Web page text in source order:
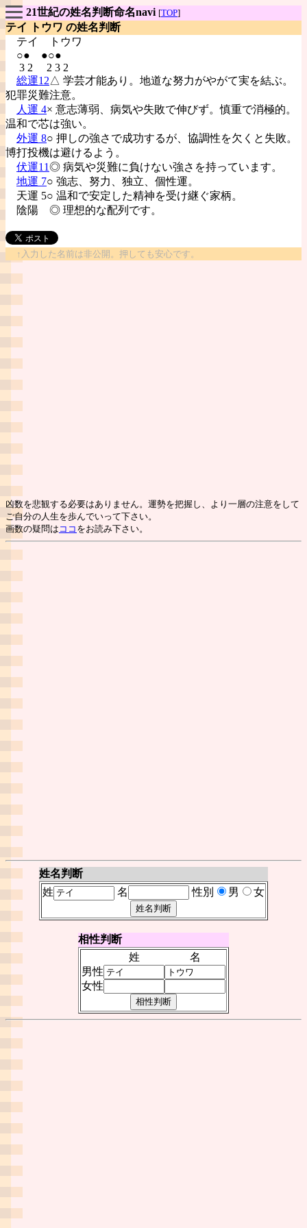
21世紀の姓名判断命名navi [TOP]
テイ トウワ の姓名判断
テイ
トウワ
○● ●○●
3 2 2 3 2
総運12△ 学芸才能あり。地道な努力がやがて実を結ぶ。
犯罪災難注意。
人運 4× 意志薄弱、病気や失敗で伸びず。慎重で消極的。
温和で芯は強い。
外運 8○ 押しの強さで成功するが、協調性を欠くと失敗。
博打投機は避けるよう。
伏運11◎ 病気や災難に負けない強さを持っています。
地運 7○ 強志、努力、独立、個性運。
天運 5○ 温和で安定した精神を受け継ぐ家柄。
陰陽 ◎ 理想的な配列です。
↑入力した名前は非公開。押しても安心です。
凶数を悲観する必要はありません。運勢を把握し、より一層の注意をして
ご自分の人生を歩んでいって下さい。
画数の疑問は ココ をお読み下さい。
姓名判断
姓
名 性別 男 女
相性判断
姓
名
男性
女性